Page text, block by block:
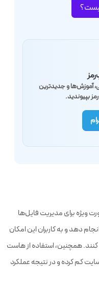
آموزش‌ها و جدیدترین
بپیوندید.
ویژه برای مدیریت فایل‌ها
دهد و به کاربران این امکان
همچنین، استفاده از هاست
کم کرده و در نتیجه عملکرد